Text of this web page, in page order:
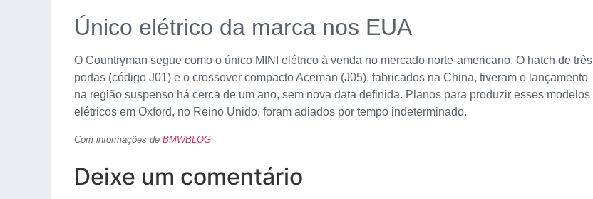
Único elétrico da marca nos EUA
O Countryman segue como o único MINI elétrico à venda no mercado norte-americano. O hatch de três
portas (código J01) e o crossover compacto Aceman (J05), fabricados na China, tiveram o lançamento
na região suspenso há cerca de um ano, sem nova data definida. Planos para produzir esses modelos
elétricos em Oxford, no Reino Unido, foram adiados por tempo indeterminado.
Com informações de BMWBLOG
Deixe um comentário